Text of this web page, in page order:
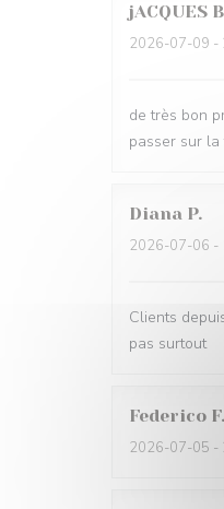
jACQUES B
2026-07-09 -
de très bon
passer sur
Diana P
2026-07-06 -
Clients
pas surtout
Federico F
2026-07-05 -